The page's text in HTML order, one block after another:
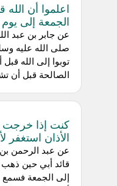
اعلموا أن
الجمعة إلى
عن جابر بن عبد
صلى الله عليه
توبوا إلى الله قبل
الصالحة قبل أن
كنت إذا خرجت
الأذان استغفر
عن عبد الرحمن
قائد أبي حين
إلى الجمعة فسمع